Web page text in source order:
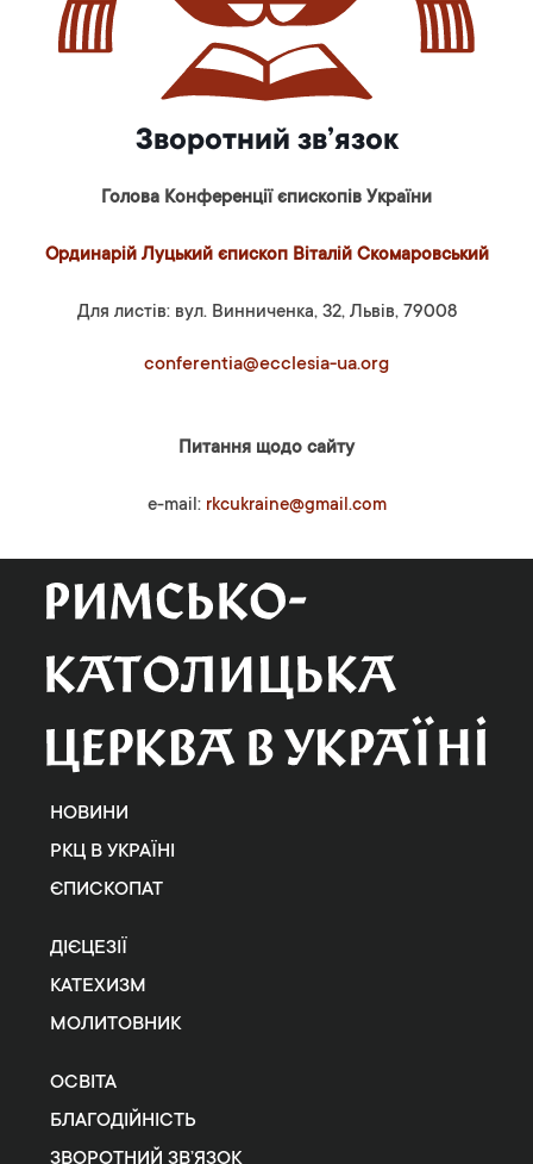
Зворотний зв’язок
Голова Конференції єпископів України
Ординарій Луцький єпископ Віталій Скомаровський
Для листів: вул. Винниченка, 32, Львів, 79008
conferentia@ecclesia-ua.org
Питання щодо сайту
e-mail: rkcukraine@gmail.com
НОВИНИ
РКЦ В УКРАЇНІ
ЄПИСКОПАТ
ДІЄЦЕЗІЇ
КАТЕХИЗМ
МОЛИТОВНИК
ОСВІТА
БЛАГОДІЙНІСТЬ